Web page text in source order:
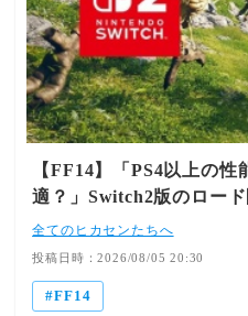
【FF14】「PS4以上の
適？」Switch2版のロー
するのか？？早く修整さ
全てのヒカセンたちへ
投稿日時：2026/08/05 20:30
FF14